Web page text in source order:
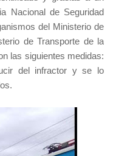
Nacional de Seguridad
del Ministerio de
de Transporte de la
las siguientes medidas:
del infractor y se lo